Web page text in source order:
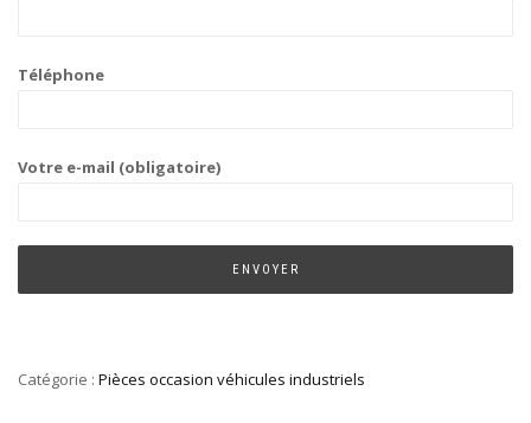
Téléphone
Votre e-mail (obligatoire)
Catégorie : Pièces occasion véhicules industriels